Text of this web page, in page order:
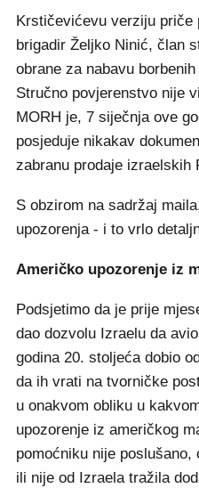
Krstičevićevu verziju priče
brigadir Željko Ninić, član
obrane za nabavu
Stručno povjerenstvo nije
MORH je, 7 siječnja ove
posjeduje nikakav
zabranu prodaje izraelskih
S obzirom na sadržaj
upozorenja - i to vrlo
Američko upozorenje iz
Podsjetimo da je prije
dao dozvolu Izraelu da
godina 20. stoljeća dobio
da ih vrati na tvorničke
u onakvom obliku u
upozorenje iz američkog
pomoćniku nije
ili nije od Izraela tražila